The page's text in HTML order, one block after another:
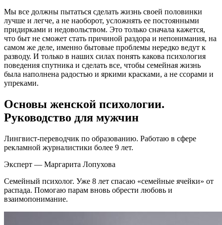
Мы все должны пытаться сделать жизнь своей половинки
лучше и легче, а не наоборот, усложнять ее постоянными
придирками и недовольством. Это только сначала кажется,
что быт не сможет стать причиной раздора и непонимания, на
самом же деле, именно бытовые проблемы нередко ведут к
разводу. И только в наших силах понять какова психология
поведения спутника и сделать все, чтобы семейная жизнь
была наполнена радостью и яркими красками, а не ссорами и
упреками.
Основы женской психологии.
Руководство для мужчин
Лингвист-переводчик по образованию. Работаю в сфере
рекламной журналистики более 9 лет.
Эксперт — Маргарита Лопухова
Семейный психолог. Уже 8 лет спасаю «семейные ячейки» от
распада. Помогаю парам вновь обрести любовь и
взаимопонимание.